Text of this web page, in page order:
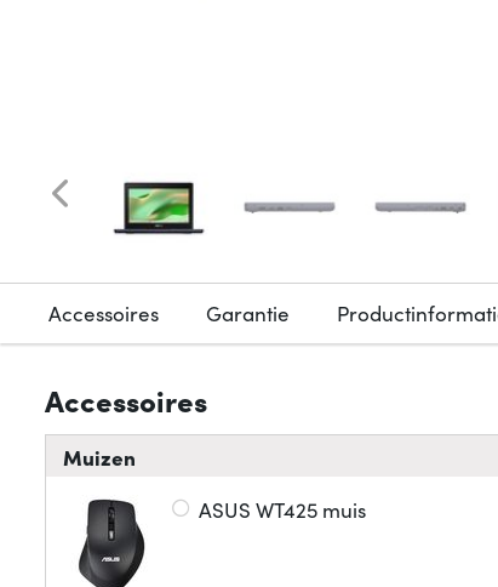
Accessoires Garantie
Accessoires
Muizen
ASUS WT425 muis